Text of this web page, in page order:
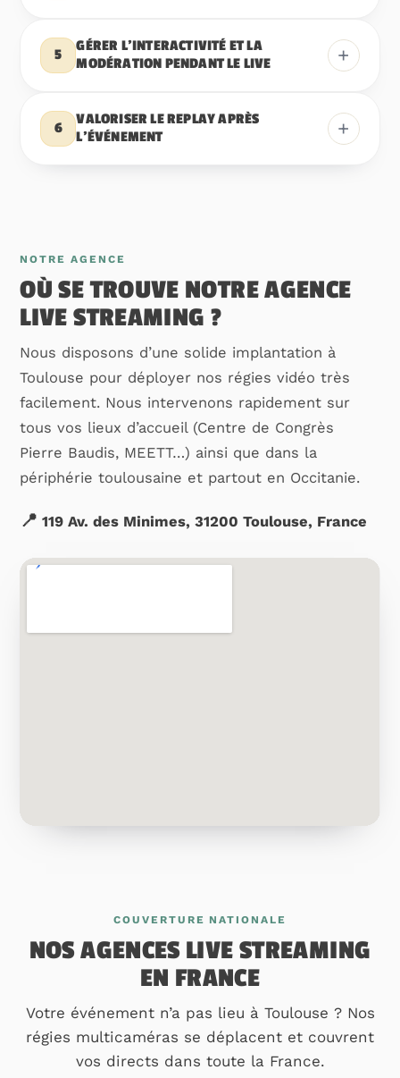
5
GÉRER L’INTERACTIVITÉ ET LA
MODÉRATION PENDANT LE LIVE
+
6
VALORISER LE REPLAY APRÈS
L’ÉVÉNEMENT
+
NOTRE AGENCE
OÙ SE TROUVE NOTRE AGENCE
LIVE STREAMING ?
Nous disposons d’une solide implantation à
Toulouse pour déployer nos régies vidéo très
facilement. Nous intervenons rapidement sur
tous vos lieux d’accueil (Centre de Congrès
Pierre Baudis, MEETT…) ainsi que dans la
périphérie toulousaine et partout en Occitanie.
📍 119 Av. des Minimes, 31200 Toulouse, France
COUVERTURE NATIONALE
NOS AGENCES LIVE STREAMING
EN FRANCE
Votre événement n’a pas lieu à Toulouse ? Nos
régies multicaméras se déplacent et couvrent
vos directs dans toute la France.